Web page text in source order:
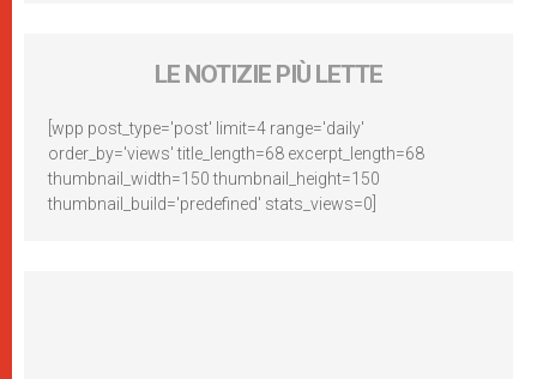
LE NOTIZIE PIÙ LETTE
[wpp post_type='post' limit=4 range='daily'
order_by='views' title_length=68 excerpt_length=68
thumbnail_width=150 thumbnail_height=150
thumbnail_build='predefined' stats_views=0]